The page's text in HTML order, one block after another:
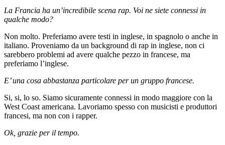
La Francia ha un’incredibile scena rap. Voi ne siete connessi in
qualche modo?
Non molto. Preferiamo avere testi in inglese, in spagnolo o anche in
italiano. Proveniamo da un background di rap in inglese, non ci
sarebbero problemi ad avere qualche pezzo in francese, ma
preferiamo l’inglese.
E’ una cosa abbastanza particolare per un gruppo francese.
Si, si, lo so. Siamo sicuramente connessi in modo maggiore con la
West Coast americana. Lavoriamo spesso con musicisti e produttori
francesi, ma non con i rapper.
Ok, grazie per il tempo.